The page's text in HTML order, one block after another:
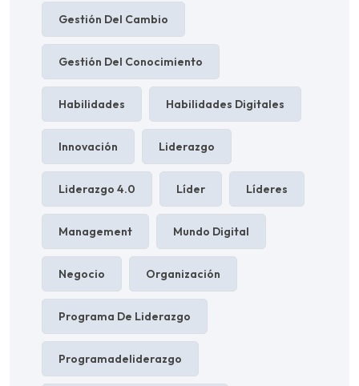
Gestión Del Cambio
Gestión Del Conocimiento
Habilidades Habilidades Digitales
Innovación Liderazgo
Liderazgo 4.0 Líder Líderes
Management Mundo Digital
Negocio Organización
Programa De Liderazgo
Programadeliderazgo